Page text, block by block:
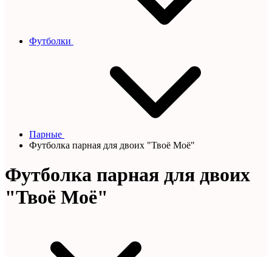
Футболки
Парные
Футболка парная для двоих "Твоё Моё"
Футболка парная для двоих
"Твоё Моё"